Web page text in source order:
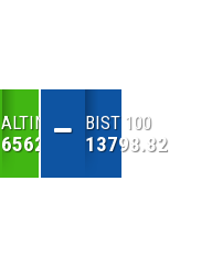
ALTIN
6562.24
BIST 100
13798.82